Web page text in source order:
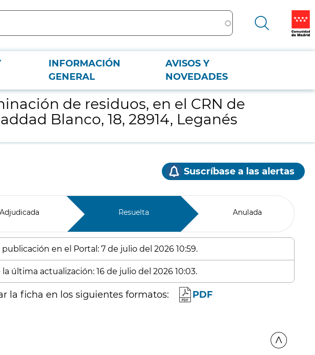
INFORMACIÓN
GENERAL
AVISOS Y
NOVEDADES
Miguel Haddad Blanco, 18, 28914, Leganés
de residuos, en el CRN de
Blanco, 18, 28914, Leganés
Suscríbase a las alertas
Adjudicada Resuelta Anulada
en el Portal: 7 de julio del 2026 10:59.
última actualización: 16 de julio del 2026 10:03.
la ficha en los siguientes formatos: PDF